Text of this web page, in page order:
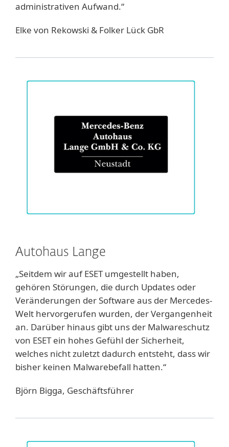
administrativen Aufwand.“
Elke von Rekowski & Folker Lück GbR
Autohaus Lange
„Seitdem wir auf ESET umgestellt haben,
gehören Störungen, die durch Updates oder
Veränderungen der Software aus der Mercedes-
Welt hervorgerufen wurden, der Vergangenheit
an. Darüber hinaus gibt uns der Malwareschutz
von ESET ein hohes Gefühl der Sicherheit,
welches nicht zuletzt dadurch entsteht, dass wir
bisher keinen Malwarebefall hatten.“
Björn Bigga, Geschäftsführer